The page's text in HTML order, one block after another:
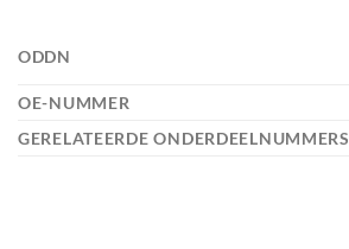
ODDN
OE-NUMMER
GERELATEERDE ONDERDEELNUMMERS